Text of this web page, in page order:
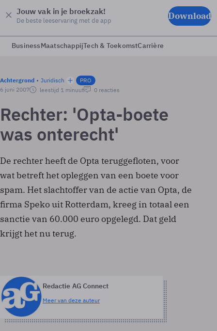
Jouw vak in je broekzak!
De beste leeservaring met de app Download
BusinessMaatschappijTech & ToekomstCarrière
Achtergrond Juridisch
PRO
6 juni 2007
leestijd 1 minuut 0 reacties
Rechter: 'Opta-boete
was onterecht'
De rechter heeft de Opta teruggefloten, voor
wat betreft het opleggen van een boete voor
spam. Het slachtoffer van de actie van Opta, de
firma Speko uit Rotterdam, kreeg in totaal een
sanctie van 60.000 euro opgelegd. Dat geld
krijgt het nu terug.
Redactie AG Connect
Meer van deze auteur